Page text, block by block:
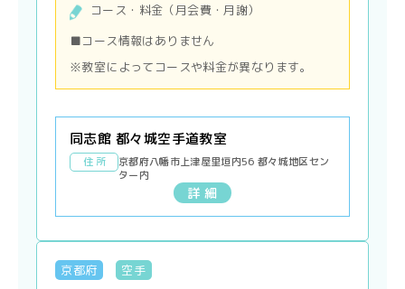
コース・料金（月会費・月謝）
■コース情報はありません
※教室によってコースや料金が異なります。
同志館 都々城空手道教室
住 所
京都府八幡市上津屋里垣内56 都々城地区セン
ター内
詳 細
京都府 空手